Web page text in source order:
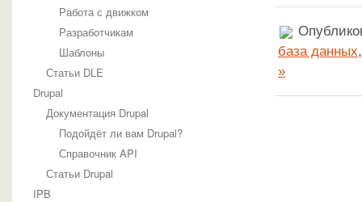
Работа с движком
Разработчикам
Шаблоны
Статьи DLE
Drupal
Документация Drupal
Подойдёт ли вам Drupal?
Справочник API
Статьи Drupal
IPB
база данных
»